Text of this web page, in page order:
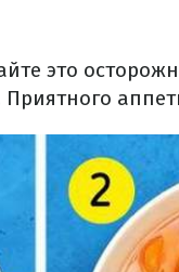
это
Приятного